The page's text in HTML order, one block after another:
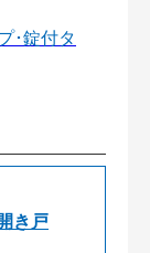
･錠付タ
き戸